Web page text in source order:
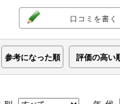
口コミを書く
参考になった順 評価の高い